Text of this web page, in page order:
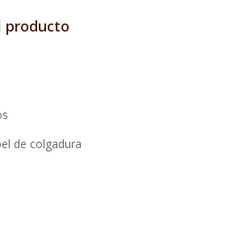
producto
de colgadura